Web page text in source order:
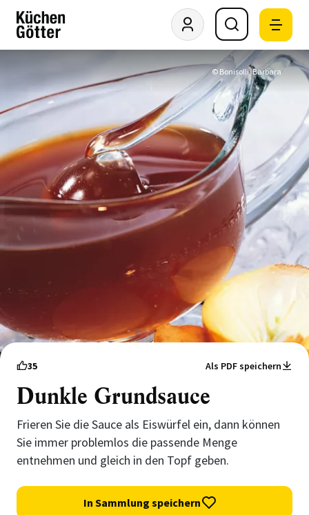
© Bonisolli, Barbara
35 Als PDF speichern
Dunkle Grundsauce
Frieren Sie die Sauce als Eiswürfel ein, dann können
Sie immer problemlos die passende Menge
entnehmen und gleich in den Topf geben.
In Sammlung speichern